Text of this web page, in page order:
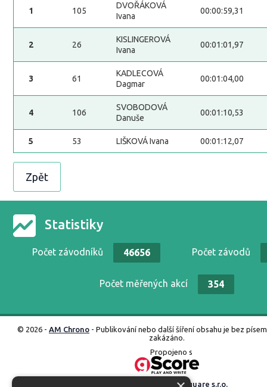
1 105
DVOŘÁKOVÁ
Ivana
00:00:59,31
2 26
KISLINGEROVÁ
Ivana
00:01:01,97
3 61
KADLECOVÁ
Dagmar
00:01:04,00
4 106
SVOBODOVÁ
Danuše
00:01:10,53
5 53 LIŠKOVÁ Ivana 00:01:12,07
Zpět
Statistiky
Počet závodníků 46656 Počet závodů
Počet měřených akcí 354
© 2026 - AM Chrono - Publikování nebo další šíření obsahu je bez
zakázáno.
Propojeno s
M square s.r.o.